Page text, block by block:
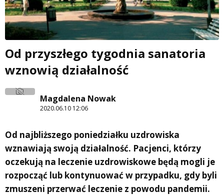
Od przyszłego tygodnia sanatoria
wznowią działalność
Magdalena Nowak
2020.06.10 12:06
Od najbliższego poniedziałku uzdrowiska
wznawiają swoją działalność. Pacjenci, którzy
oczekują na leczenie uzdrowiskowe będą mogli je
rozpocząć lub kontynuować w przypadku, gdy byli
zmuszeni przerwać leczenie z powodu pandemii.